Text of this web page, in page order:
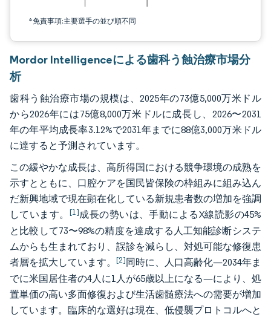
*免責事項:主要選手の並び順不同
Mordor Intelligenceによる歯科う蝕治療市場分
析
歯科う蝕治療市場の規模は、2025年の73億5,000万米ドル
から2026年には75億8,000万米ドルに成長し、2026〜2031
年の年平均成長率3.12%で2031年までに88億3,000万米ドル
に達すると予測されています。
この緩やかな成長は、高所得国における競争環境の成熟を
示すとともに、口腔ケアを国民皆保険の枠組みに組み込ん
だ新興地域で現在顕在化している新規患者数の増加を強調
しています。 [1]成長の勢いは、手動によるX線読影の45%
と比較して73〜98%の精度を達成する人工知能診断システ
ムからも生まれており、誤診を減らし、対処可能な修復患
者層を拡大しています。 [2]同時に、人口高齢化—2034年ま
でに米国居住者の4人に1人が65歳以上になる—により、処
置単価の高い多面修復および生活歯髄療法への需要が増加
しています。臨床的な選好は現在、低侵襲プロトコルへと